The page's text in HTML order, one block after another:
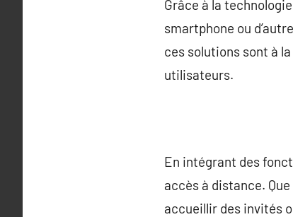
Grâce à la
smartphone ou
ces solutions sont à
utilisateurs.
En intégrant des
accès à distance.
accueillir des invités